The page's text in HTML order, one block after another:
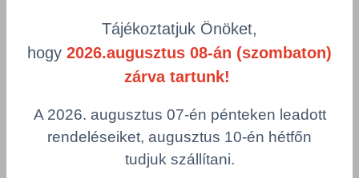
Bref color aktiv 3x50g Eucalyptus wc
frissítő blokk
Csomagolás
1 KTN = 9 db
Tájékoztatjuk Önöket,
hogy 2026.augusztus 08-án (szombaton)
zárva tartunk!
A 2026. augusztus 07-én pénteken leadott
rendeléseiket, augusztus 10-én hétfőn
tudjuk szállítani.